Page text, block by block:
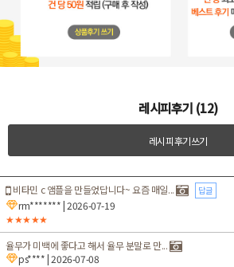
레시피후기 (12)
레시피후기쓰기
비타민 c 앰플을 만들었답니다~ 요즘 매일... 답글
rm*******| 2026-07-19
★★★★★
율무가 미백에 좋다고 해서 율무 분말로 만...
ps****| 2026-07-08